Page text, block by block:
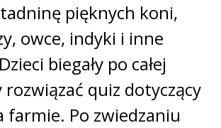
pięknych koni,
owce, indyki i inne
biegały po całej
quiz dotyczący
farmie. Po zwiedzaniu